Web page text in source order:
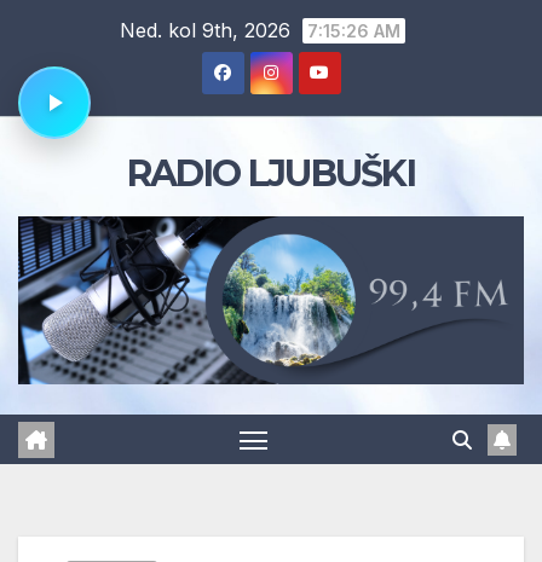
content
Ned. kol 9th, 2026 7:15:27 AM
RADIO LJUBUŠKI